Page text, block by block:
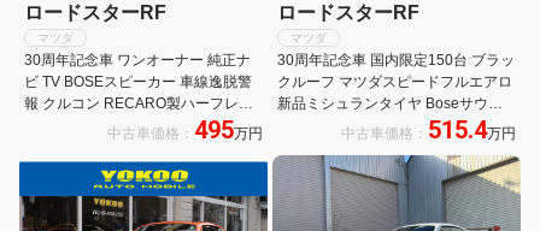
ロードスターRF
マツダ
30周年記念車 ワンオーナー 純正ナ
ビ TV BOSEスピーカー 車線逸脱警
報 クルコン RECARO製ハーフレザ
ー シートヒーター RAYS製17インチ
中古車価格： 495万円
ロードスターRF
マツダ
30周年記念車 国内限定150台 ブラッ
クルーフ マツダスピードフルエアロ
新品ミシュランタイヤ Boseサウン
ド RECAROシート Brembo
TV Bカメラ
中古車価格： 515.4万円